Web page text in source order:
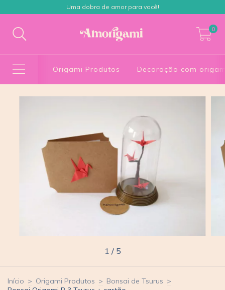
Uma dobra de amor para você!
0
Origami Produtos Decoração com
1 / 5
Início > Origami Produtos > Bonsai de Tsurus >